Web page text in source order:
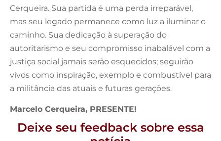
Cerqueira. Sua partida é uma perda irreparável,
mas seu legado permanece como luz a iluminar o
caminho. Sua dedicação à superação do
autoritarismo e seu compromisso inabalável com a
justiça social jamais serão esquecidos; seguirão
vivos como inspiração, exemplo e combustível para
a militância das atuais e futuras gerações.
Marcelo Cerqueira, PRESENTE!
Deixe seu feedback sobre essa